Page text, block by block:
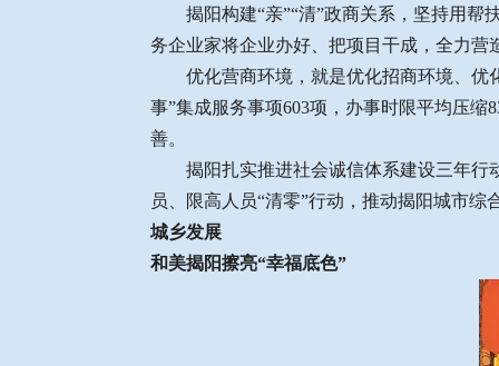
揭阳构建“亲”“清”政商关系，坚持用帮
务企业家将企业办好、把项目干成，全力营
优化营商环境，就是优化招商环境、优化
事”集成服务事项603项，办事时限平均压
善。
揭阳扎实推进社会诚信体系建设三年行动
员、限高人员“清零”行动，推动揭阳城市综
城乡发展
和美揭阳擦亮“幸福底色”